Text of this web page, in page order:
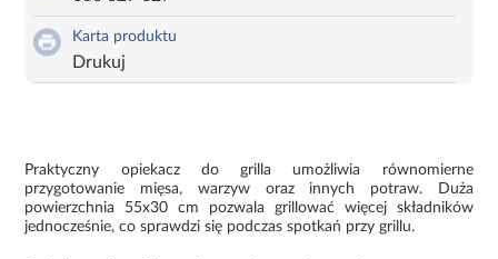
Karta produktu
Drukuj
Praktyczny opiekacz do grilla umożliwia równomierne
przygotowanie mięsa, warzyw oraz innych potraw. Duża
powierzchnia 55x30 cm pozwala grillować więcej składników
jednocześnie, co sprawdzi się podczas spotkań przy grillu.